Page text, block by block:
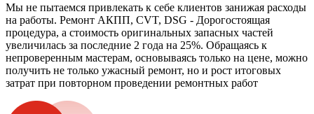
Мы не пытаемся привлекать к себе клиентов занижая расходы
на работы. Ремонт АКПП, CVT, DSG - Дорогостоящая
процедура, а стоимость оригинальных запасных частей
увеличилась за последние 2 года на 25%. Обращаясь к
непроверенным мастерам, основываясь только на цене, можно
получить не только ужасный ремонт, но и рост итоговых
затрат при повторном проведении ремонтных работ